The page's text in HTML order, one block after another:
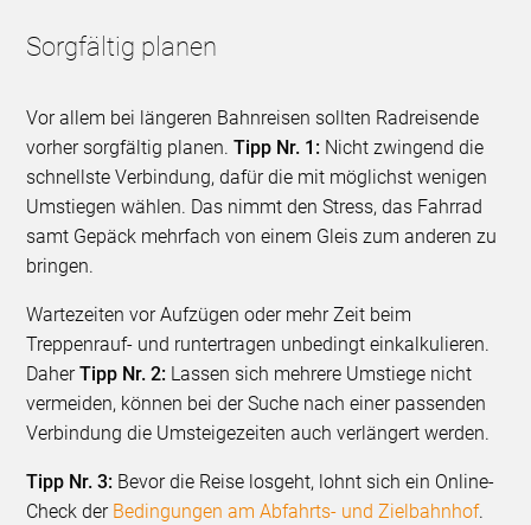
Sorgfältig planen
Vor allem bei längeren Bahnreisen sollten Radreisende
vorher sorgfältig planen.Tipp Nr. 1: Nicht zwingend die
schnellste Verbindung, dafür die mit möglichst wenigen
Umstiegen wählen. Das nimmt den Stress, das Fahrrad
samt Gepäck mehrfach von einem Gleis zum anderen zu
bringen.
Wartezeiten vor Aufzügen oder mehr Zeit beim
Treppenrauf- und runtertragen unbedingt einkalkulieren.
DaherTipp Nr. 2: Lassen sich mehrere Umstiege nicht
vermeiden, können bei der Suche nach einer passenden
Verbindung die Umsteigezeiten auch verlängert werden.
Tipp Nr. 3: Bevor die Reise losgeht, lohnt sich ein Online-
Check der Bedingungen am Abfahrts- und Zielbahnhof.